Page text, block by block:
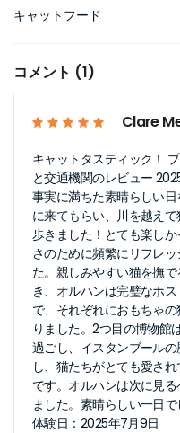
キャットフード
コメント (1)
Clare
キャットタスティック！
と交通機関のレビュー
事実に満ちた素晴らしい
に来てもらい、川を越え
歩きました！とても楽し
さのために頻繁にリフレ
た。親しみやすい猫を撫
き、オルハンは完璧なホ
で、それぞれにおもちゃ
りました。2つ目の博物館
過ごし、イスタンブール
し、猫たちがとても愛さ
です。オルハンは次に見
ました。素晴らしい一日
体験日：2025年7月9日